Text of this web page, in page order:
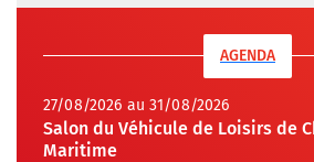
AGENDA
27/08/2026 au 31/08/2026
Salon du Véhicule de Loisirs de
Maritime